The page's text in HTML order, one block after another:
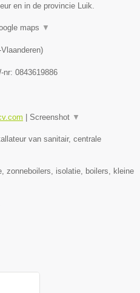
en in de provincie Luik.
maps ▼
)
nr: 0843619886
Screenshot ▼
van sanitair, centrale
zonneboilers, isolatie, boilers, kleine